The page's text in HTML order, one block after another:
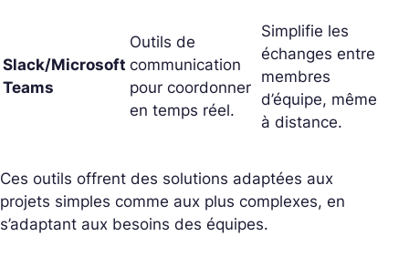
Slack/Microsoft
Teams
Outils de
communication
pour coordonner
en temps réel.
Simplifie les
échanges entre
membres
d’équipe, même
à distance.
Ces outils offrent des solutions adaptées aux
projets simples comme aux plus complexes, en
s’adaptant aux besoins des équipes.